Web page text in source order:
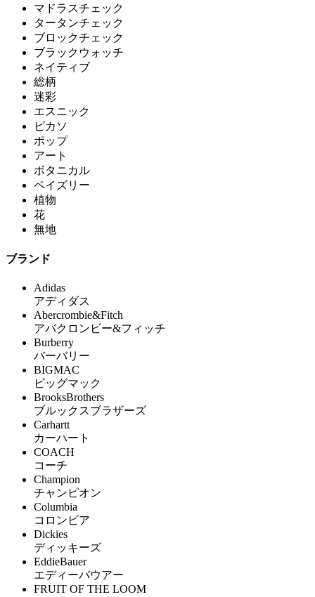
マドラスチェック
タータンチェック
ブロックチェック
ブラックウォッチ
ネイティブ
総柄
迷彩
エスニック
ピカソ
ポップ
アート
ボタニカル
ペイズリー
植物
花
無地
ブランド
Adidas
アディダス
Abercrombie&Fitch
アバクロンビー&フィッチ
Burberry
バーバリー
BIGMAC
ビッグマック
BrooksBrothers
ブルックスブラザーズ
Carhartt
カーハート
COACH
コーチ
Champion
チャンピオン
Columbia
コロンビア
Dickies
ディッキーズ
EddieBauer
エディーバウアー
FRUIT OF THE LOOM